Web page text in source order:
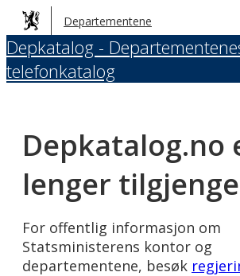
Hopp
til
hovedinnhold
Departementene
Depkatalog -
telefonkatalog
Depkatalog.no
lenger
For offentlig informasjon om
Statsministerens kontor og
departementene, besøk